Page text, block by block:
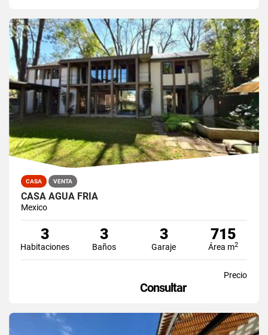
CASA VENTA
CASA AGUA FRIA
Mexico
3
Habitaciones
3
Baños
3
Garaje
715
Área m2
Precio
Consultar